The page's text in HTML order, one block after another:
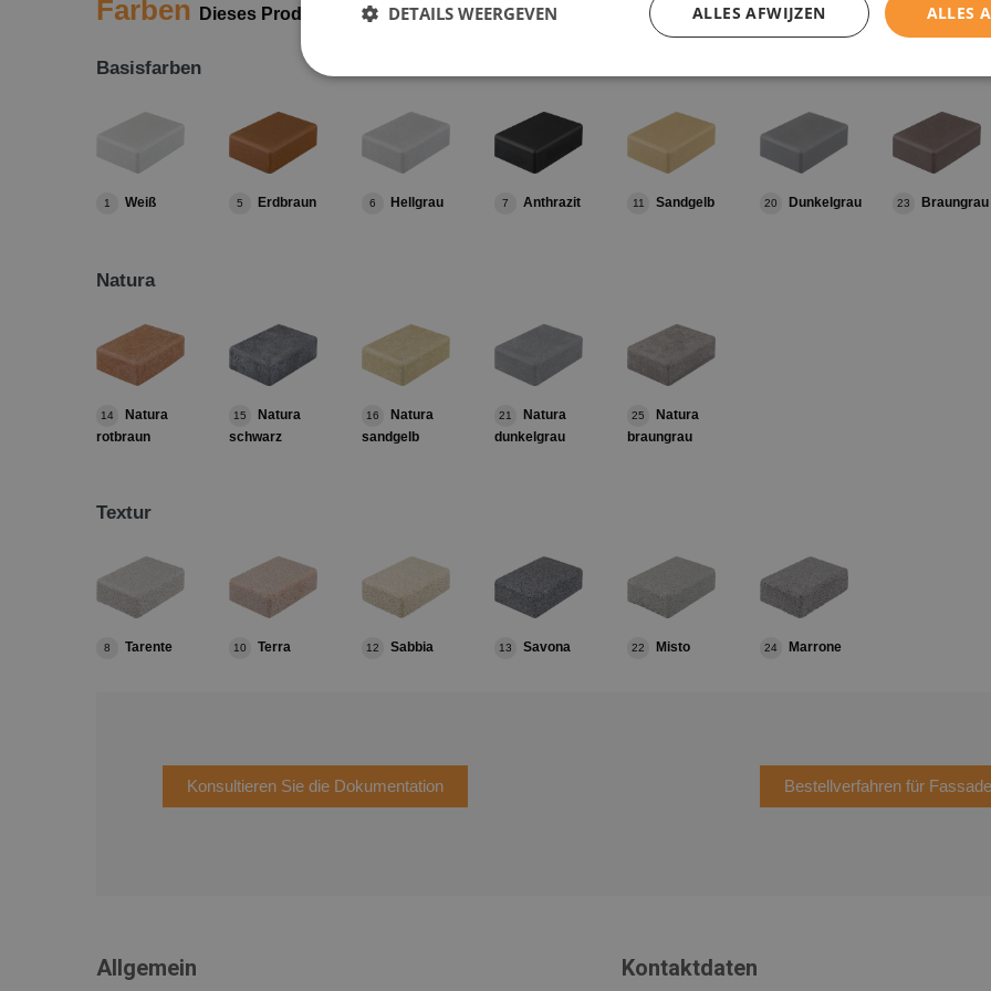
Farben Dieses Produkt ist in folgenden Farben und Texturen erhältlich
Basisfarben
1 Weiß 5 Erdbraun 23 Braungrau
6 Hellgrau 7 Anthrazit 20 Dunkelgrau
11 Sandgelb
Natura
16
Natura
sandgelb
14
Natura
rotbraun
15
Natura
schwarz
25
Natura
braungrau
21
Natura
dunkelgrau
Textur
10 Terra 12 Sabbia 22 Misto
13 Savona
8 Tarente 24 Marrone
Konsultieren Sie die Dokumentation Bestellverfahren für
Allgemein Kontaktdaten
ALLES
ALLES AFWIJZEN
DETAILS WEERGEVEN